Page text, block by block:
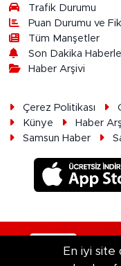
Trafik Durumu
Puan Durumu ve
Tüm Manşetler
Son Dakika
Haber Arşivi
Çerez Politikası
Künye
Haber
Samsun Haber
RSS
En iyi site